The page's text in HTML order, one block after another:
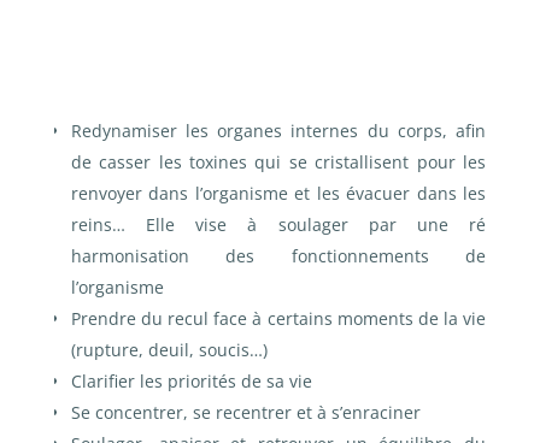
Redynamiser les organes internes du corps, afin
de casser les toxines qui se cristallisent pour les
renvoyer dans l’organisme et les évacuer dans les
reins… Elle vise à soulager par une ré
harmonisation des fonctionnements de
l’organisme
Prendre du recul face à certains moments de la vie
(rupture, deuil, soucis…)
Clarifier les priorités de sa vie
Se concentrer, se recentrer et à s’enraciner